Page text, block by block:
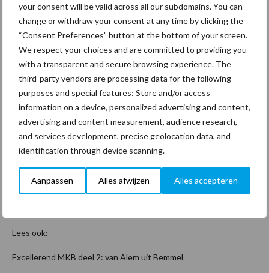
your consent will be valid across all our subdomains. You can
change or withdraw your consent at any time by clicking the
“Consent Preferences” button at the bottom of your screen.
We respect your choices and are committed to providing you
with a transparent and secure browsing experience. The
third-party vendors are processing data for the following
purposes and special features: Store and/or access
information on a device, personalized advertising and content,
advertising and content measurement, audience research,
and services development, precise geolocation data, and
identification through device scanning.
Aanpassen Alles afwijzen Alles accepteren
bijvoorbeeld het Ronald McDonaldhuis in Arnhem kosteloos
schoon. Soms blijven we dichter bij huis en ondersteunen we een
medewerker of diens vereniging, bijvoorbeeld met
paardendekens. Dat onze naam op al deze manieren onder de
aandacht blijft, pakt positief voor ons uit. Wij hoeven bijvoorbeeld
medewerkers of via een stage. Vanzelfsprekend investeren we
dan weer in onze nieuwe mensen om van hen vakkrachten te
maken waarvan onze klanten veel plezier hebben.”
Reageren?redactie@www.cleantotaal.nl
Lees ook:
Excellerend MKB deel 2: van Alem uit Bemmel